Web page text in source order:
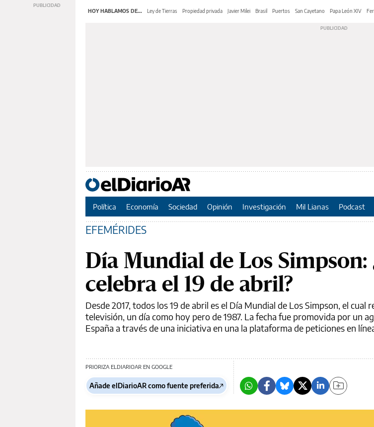
HOY HABLAMOS DE... Ley de Tierras Propiedad privada Javier Milei Brasil Puertos San Cayetano Papa León XIV
Política Economía Sociedad Opinión Investigación Mil Lianas Podcast
EFEMÉRIDES
Día Mundial de Los Simpson:
celebra el 19 de abril?
Desde 2017, todos los 19 de abril es el Día Mundial de Los Simpson, el cual
televisión, un día como hoy pero de 1987. La fecha fue promovida por un
España a través de una iniciativa en una la plataforma de peticiones en
PRIORIZA ELDIARIOAR EN GOOGLE
Añade elDiarioAR como fuente preferida